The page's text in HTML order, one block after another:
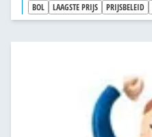
BOL LAAGSTE PRIJS PRIJSBELEID